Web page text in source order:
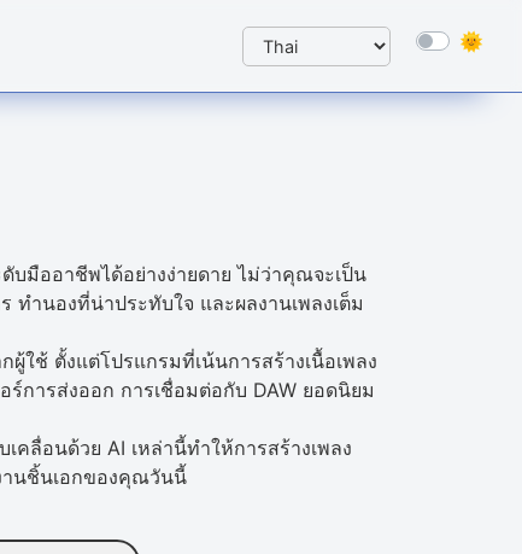
บมืออาชีพได้อย่างง่ายดาย ไม่ว่าคุณจะเป็น
ทำนองที่น่าประทับใจ และผลงานเพลงเต็ม
ใช้ ตั้งแต่โปรแกรมที่เน้นการสร้างเนื้อเพลง
การส่งออก การเชื่อมต่อกับ DAW ยอดนิยม
ลื่อนด้วย AI เหล่านี้ทำให้การสร้างเพลง
านชิ้นเอกของคุณวันนี้